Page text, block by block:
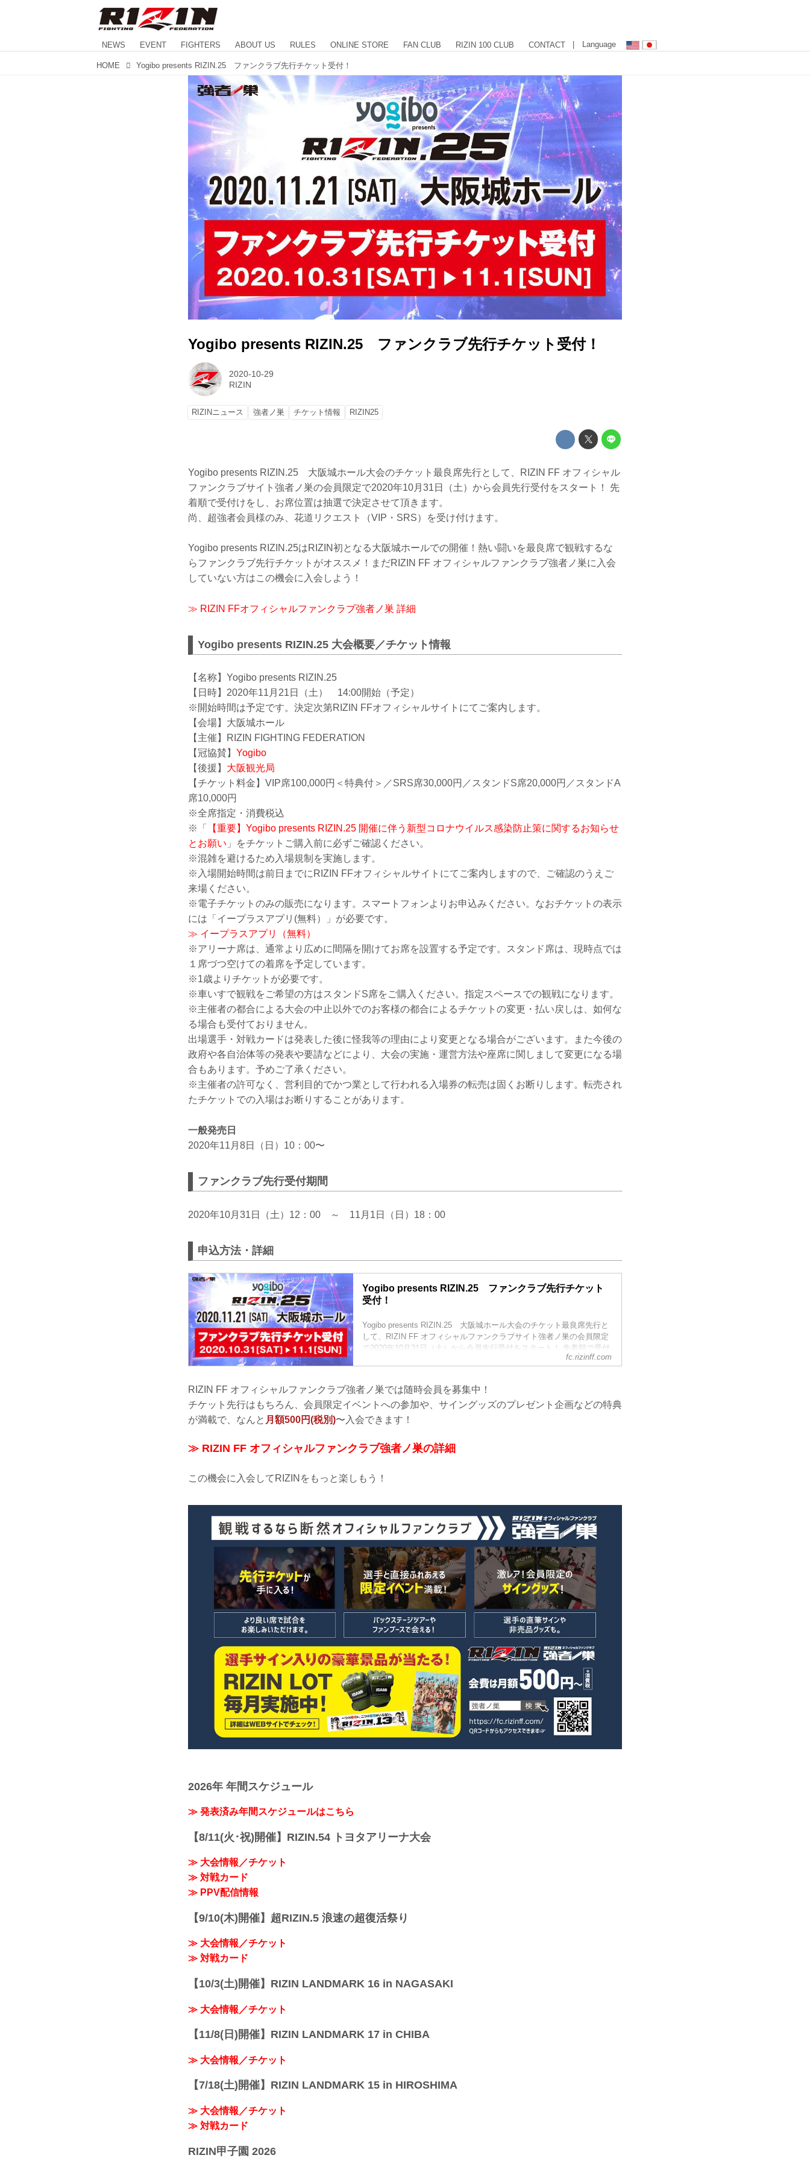
NEWS EVENT FIGHTERS ABOUT US RULES ONLINE STORE FAN CLUB RIZIN 100 CLUB CONTACT | Language
HOME Yogibo presents RIZIN.25 ファンクラブ先行チケット受付！
Yogibo presents RIZIN.25 ファンクラブ先行チケット受付！
2020-10-29
RIZIN
RIZINニュース 強者ノ巣 チケット情報 RIZIN25
Yogibo presents RIZIN.25 大阪城ホール大会のチケット最良席先行として、RIZIN FF オフィシャル
ファンクラブサイト強者ノ巣の会員限定で2020年10月31日（土）から会員先行受付をスタート！ 先
着順で受付けをし、お席位置は抽選で決定させて頂きます。
尚、超強者会員様のみ、花道リクエスト（VIP・SRS）を受け付けます。
Yogibo presents RIZIN.25はRIZIN初となる大阪城ホールでの開催！熱い闘いを最良席で観戦するな
らファンクラブ先行チケットがオススメ！まだRIZIN FF オフィシャルファンクラブ強者ノ巣に入会
していない方はこの機会に入会しよう！
≫ RIZIN FFオフィシャルファンクラブ強者ノ巣 詳細
Yogibo presents RIZIN.25 大会概要／チケット情報
【名称】Yogibo presents RIZIN.25
【日時】2020年11月21日（土） 14:00開始（予定）
※開始時間は予定です。決定次第RIZIN FFオフィシャルサイトにてご案内します。
【会場】大阪城ホール
【主催】RIZIN FIGHTING FEDERATION
【冠協賛】 Yogibo
【後援】 大阪観光局
【チケット料金】VIP席100,000円＜特典付＞／SRS席30,000円／スタンドS席20,000円／スタンドA
席10,000円
※全席指定・消費税込
※「
【重要】Yogibo presents RIZIN.25 開催に伴う新型コロナウイルス感染防止策に関するお知らせ
とお願い 」をチケットご購入前に必ずご確認ください。
※混雑を避けるため入場規制を実施します。
※入場開始時間は前日までにRIZIN FFオフィシャルサイトにてご案内しますので、ご確認のうえご
来場ください。
※電子チケットのみの販売になります。スマートフォンよりお申込みください。なおチケットの表示
には「イープラスアプリ(無料）」が必要です。
≫ イープラスアプリ（無料）
※アリーナ席は、通常より広めに間隔を開けてお席を設置する予定です。スタンド席は、現時点では
１席づつ空けての着席を予定しています。
※1歳よりチケットが必要です。
※車いすで観戦をご希望の方はスタンドS席をご購入ください。指定スペースでの観戦になります。
※主催者の都合による大会の中止以外でのお客様の都合によるチケットの変更・払い戻しは、如何な
る場合も受付ておりません。
出場選手・対戦カードは発表した後に怪我等の理由により変更となる場合がございます。また今後の
政府や各自治体等の発表や要請などにより、大会の実施・運営方法や座席に関しまして変更になる場
合もあります。予めご了承ください。
※主催者の許可なく、営利目的でかつ業として行われる入場券の転売は固くお断りします。転売され
たチケットでの入場はお断りすることがあります。
一般発売日
2020年11月8日（日）10：00〜
ファンクラブ先行受付期間
2020年10月31日（土）12：00 ～ 11月1日（日）18：00
申込方法・詳細
Yogibo presents RIZIN.25 ファンクラブ先行チケット
受付！
Yogibo presents RIZIN.25 大阪城ホール大会のチケット最良席先行と
して、RIZIN FF オフィシャルファンクラブサイト強者ノ巣の会員限定
で2020年10月31日（土）から会員先行受付をスタート！ 先着順で受付
fc.rizinff.com
RIZIN FF オフィシャルファンクラブ強者ノ巣では随時会員を募集中！
チケット先行はもちろん、会員限定イベントへの参加や、サイングッズのプレゼント企画などの特典
が満載で、なんと 月額500円(税別)〜入会できます！
≫ RIZIN FF オフィシャルファンクラブ強者ノ巣の詳細
この機会に入会してRIZINをもっと楽しもう！
2026年 年間スケジュール
≫ 発表済み年間スケジュールはこちら
【8/11(火･祝)開催】RIZIN.54 トヨタアリーナ大会
≫ 大会情報／チケット
≫ 対戦カード
≫ PPV配信情報
【9/10(木)開催】超RIZIN.5 浪速の超復活祭り
≫ 大会情報／チケット
≫ 対戦カード
【10/3(土)開催】RIZIN LANDMARK 16 in NAGASAKI
≫ 大会情報／チケット
【11/8(日)開催】RIZIN LANDMARK 17 in CHIBA
≫ 大会情報／チケット
【7/18(土)開催】RIZIN LANDMARK 15 in HIROSHIMA
≫ 大会情報／チケット
≫ 対戦カード
RIZIN甲子園 2026